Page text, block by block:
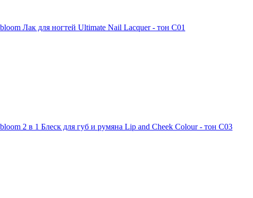
Лак для ногтей Ultimate Nail Lacquer - тон С01
2 в 1 Блеск для губ и румяна Lip and Cheek Colour - тон С03